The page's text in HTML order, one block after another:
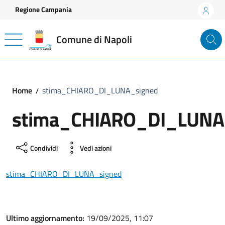
Vai ai contenuti
Vai al footer
Regione Campania
Comune di Napoli
Home stima_CHIARO_DI_LUNA_signed
Condividi Vedi azioni
stima_CHIARO_DI_LUNA_signed
Ultimo aggiornamento: 19/09/2025, 11:07